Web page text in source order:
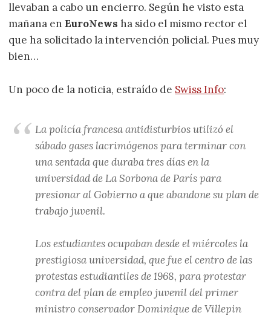
llevaban a cabo un encierro. Según he visto esta
mañana enEuroNews ha sido el mismo rector el
que ha solicitado la intervención policial. Pues muy
bien…
Un poco de la noticia, estraído de Swiss Info:
La policía francesa antidisturbios utilizó el
sábado gases lacrimógenos para terminar con
una sentada que duraba tres días en la
universidad de La Sorbona de París para
presionar al Gobierno a que abandone su plan de
trabajo juvenil.
Los estudiantes ocupaban desde el miércoles la
prestigiosa universidad, que fue el centro de las
protestas estudiantiles de 1968, para protestar
contra del plan de empleo juvenil del primer
ministro conservador Dominique de Villepin